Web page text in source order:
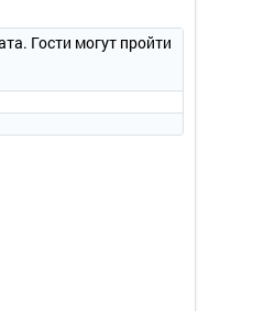
Гости могут пройти